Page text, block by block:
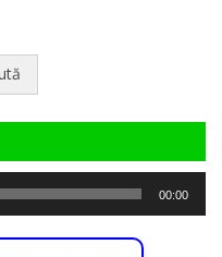
00:00